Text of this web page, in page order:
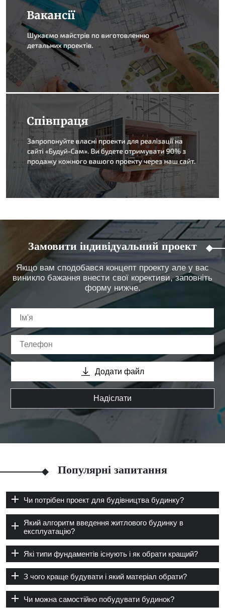
Замовити індивідуальний проект
Якщо вам сподобався концепт проекту але у вас
виникло бажання внести свої корективи, заповніть
форму нижче.
Додати файл
Надіслати
Популярні запитання
Чи потрібен проект для будівництва будинку?
Який алгоритм введення житлового будинку в
експлуатацію?
Які типи фундаментів існують і як обрати кращий?
З чого краще будувати і який матеріал обрати?
Чи можна самостійно побудувати будинок?